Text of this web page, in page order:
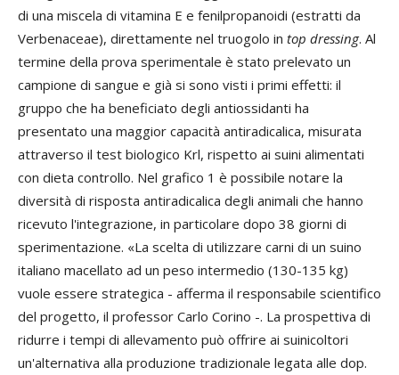
di una miscela di vitamina E e fenilpropanoidi (estratti da
Verbenaceae), direttamente nel truogolo in top dressing. Al
termine della prova sperimentale è stato prelevato un
campione di sangue e già si sono visti i primi effetti: il
gruppo che ha beneficiato degli antiossidanti ha
presentato una maggior capacità antiradicalica, misurata
attraverso il test biologico Krl, rispetto ai suini alimentati
con dieta controllo. Nel grafico 1 è possibile notare la
diversità di risposta antiradicalica degli animali che hanno
ricevuto l'integrazione, in particolare dopo 38 giorni di
sperimentazione. «La scelta di utilizzare carni di un suino
italiano macellato ad un peso intermedio (130-135 kg)
vuole essere strategica - afferma il responsabile scientifico
del progetto, il professor Carlo Corino -. La prospettiva di
ridurre i tempi di allevamento può offrire ai suinicoltori
un'alternativa alla produzione tradizionale legata alle dop.